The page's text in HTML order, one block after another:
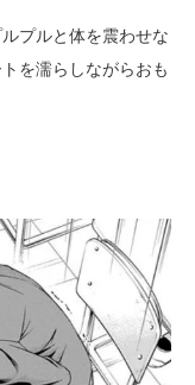
プルと体を震わせな
を濡らしながらおも